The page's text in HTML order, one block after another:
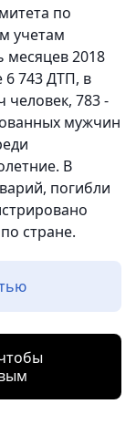
по
учетам
месяцев 2018
6 743 ДТП, в
человек, 783 -
мужчин
В
погибли
стране.